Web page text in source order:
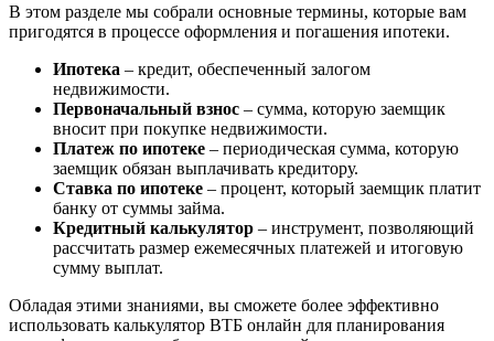
В этом разделе мы собрали основные термины, которые вам
пригодятся в процессе оформления и погашения ипотеки.
Ипотека – кредит, обеспеченный залогом
недвижимости.
Первоначальный взнос – сумма, которую заемщик
вносит при покупке недвижимости.
Платеж по ипотеке – периодическая сумма, которую
заемщик обязан выплачивать кредитору.
Ставка по ипотеке – процент, который заемщик платит
банку от суммы займа.
Кредитный калькулятор – инструмент, позволяющий
рассчитать размер ежемесячных платежей и итоговую
сумму выплат.
Обладая этими знаниями, вы сможете более эффективно
использовать калькулятор ВТБ онлайн для планирования